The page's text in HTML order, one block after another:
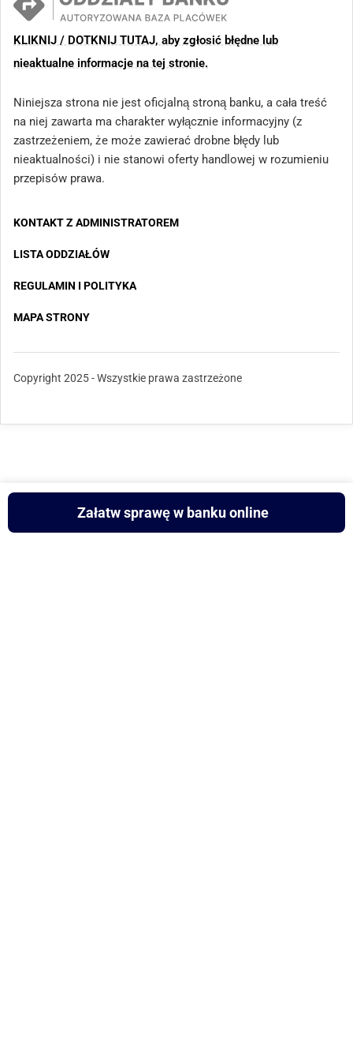
KLIKNIJ / DOTKNIJ TUTAJ, aby zgłosić błędne lub
nieaktualne informacje na tej stronie.
Niniejsza strona nie jest oficjalną stroną banku, a cała treść
na niej zawarta ma charakter wyłącznie informacyjny (z
zastrzeżeniem, że może zawierać drobne błędy lub
nieaktualności) i nie stanowi oferty handlowej w rozumieniu
przepisów prawa.
KONTAKT Z ADMINISTRATOREM
LISTA ODDZIAŁÓW
REGULAMIN I POLITYKA
MAPA STRONY
Copyright 2025 - Wszystkie prawa zastrzeżone
Załatw sprawę w banku online